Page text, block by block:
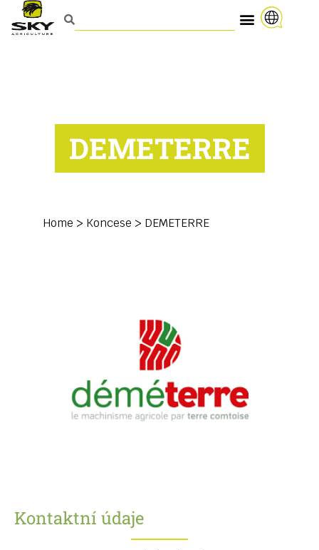
DEMETERRE
Home > Koncese > DEMETERRE
Kontaktní údaje